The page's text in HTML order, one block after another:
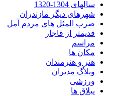
سالهای 1304-1320
شهرهای دیگر مازندران
ضرب المثل های مردم آمل
قدیمتر از قاجار
مراسم
مکان ها
هنر و هنرمندان
وبلاگ مدیران
ورزشی
ییلاق ها